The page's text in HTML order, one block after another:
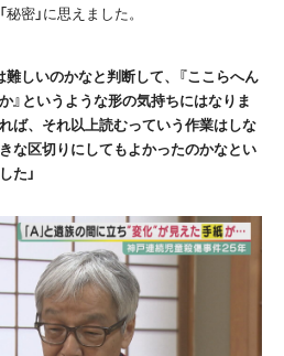
密」に思えました。
難しいのかなと判断して、『ここらへん
』というような形の気持ちにはなりま
ば、それ以上読むっていう作業はしな
な区切りにしてもよかったのかなとい
た」